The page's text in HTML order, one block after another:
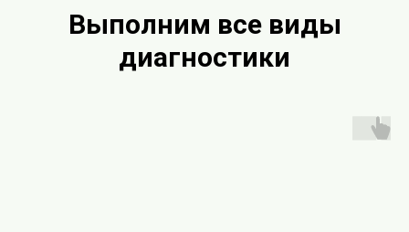
Выполним все виды
диагностики